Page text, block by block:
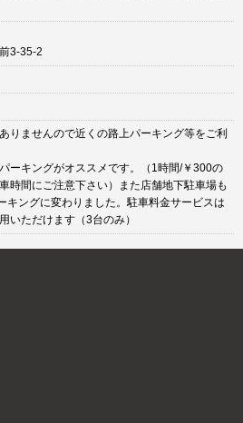
3-35-2
りませんので近くの路上パーキング等をご利
ーキングがオススメです。（1時間/￥300の
時間にご注意下さい）また店舗地下駐車場も
キングに変わりました。駐車料金サービスは
いただけます（3台のみ）